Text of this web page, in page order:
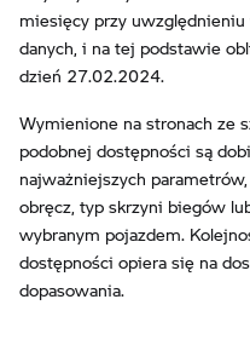
miesięcy przy
danych, i na tej podstawie
dzień 27.02.2024.
Wymienione na stronach ze
podobnej dostępności są
najważniejszych
obręcz, typ skrzyni biegów
wybranym pojazdem.
dostępności opiera się na
dopasowania.